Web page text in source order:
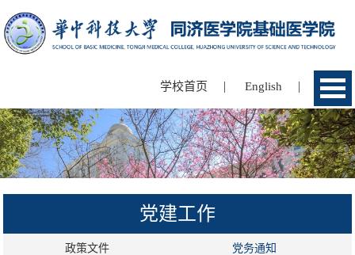
学校首页 | English |
党建工作
政策文件 党务通知